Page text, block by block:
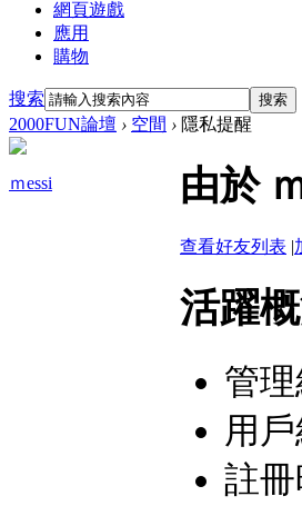
網頁遊戲
應用
購物
搜索 搜索
2000FUN論壇 › 空間 › 隱私提醒
ｍessi 由於
查看好友列表 |
活躍
管
用
註冊